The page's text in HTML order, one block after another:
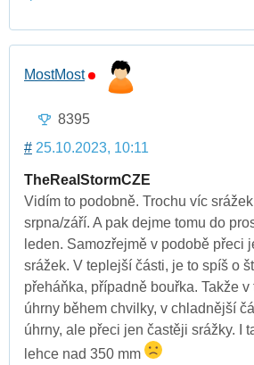
MostMost
8395
# 25.10.2023, 10:11
TheRealStormCZE
Vidím to podobně. Trochu víc
srpna/září. A pak dejme tomu do
leden. Samozřejmě v podobě přeci
srážek. V teplejší části, je to spíš o
přeháňka, případně bouřka. Takže
úhrny během chvilky, v chladnější
úhrny, ale přeci jen častěji srážky. I
lehce nad 350 mm